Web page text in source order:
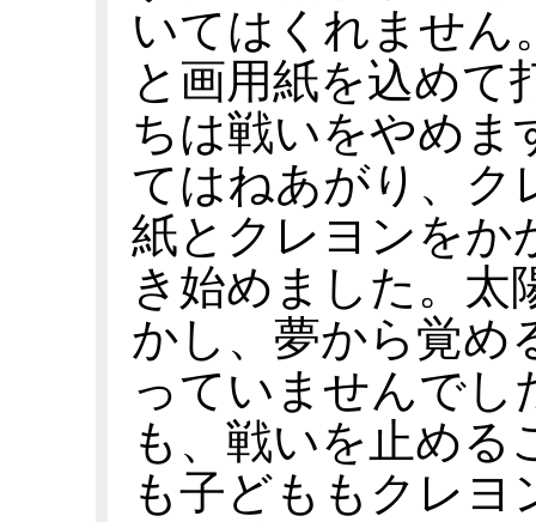
いてはくれません
と画用紙を込めて
ちは戦いをやめま
てはねあがり、ク
紙とクレヨンをか
き始めました。太
かし、夢から覚め
っていませんでし
も、戦いを止める
も子どももクレヨ